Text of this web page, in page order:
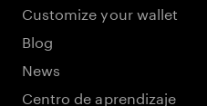
Customize your wallet
Blog
News
Centro de aprendizaje